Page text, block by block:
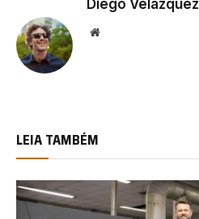
Diego Velázquez
Website
LEIA TAMBÉM